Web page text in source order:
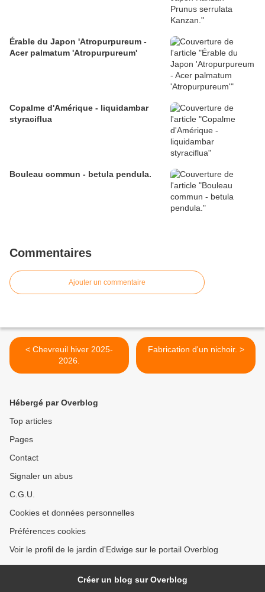
Érable du Japon 'Atropurpureum -
Acer palmatum 'Atropurpureum'
Copalme d'Amérique - liquidambar
styraciflua
Bouleau commun - betula pendula.
Commentaires
Ajouter un commentaire
< Chevreuil hiver 2025-
2026.
Fabrication d'un nichoir. >
Hébergé par Overblog
Top articles
Pages
Contact
Signaler un abus
C.G.U.
Cookies et données personnelles
Préférences cookies
Voir le profil de le jardin d'Edwige sur le portail Overblog
Créer un blog sur Overblog